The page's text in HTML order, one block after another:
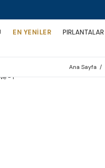
EN YENİLER PIRLANTALAR
Ana Sayfa /